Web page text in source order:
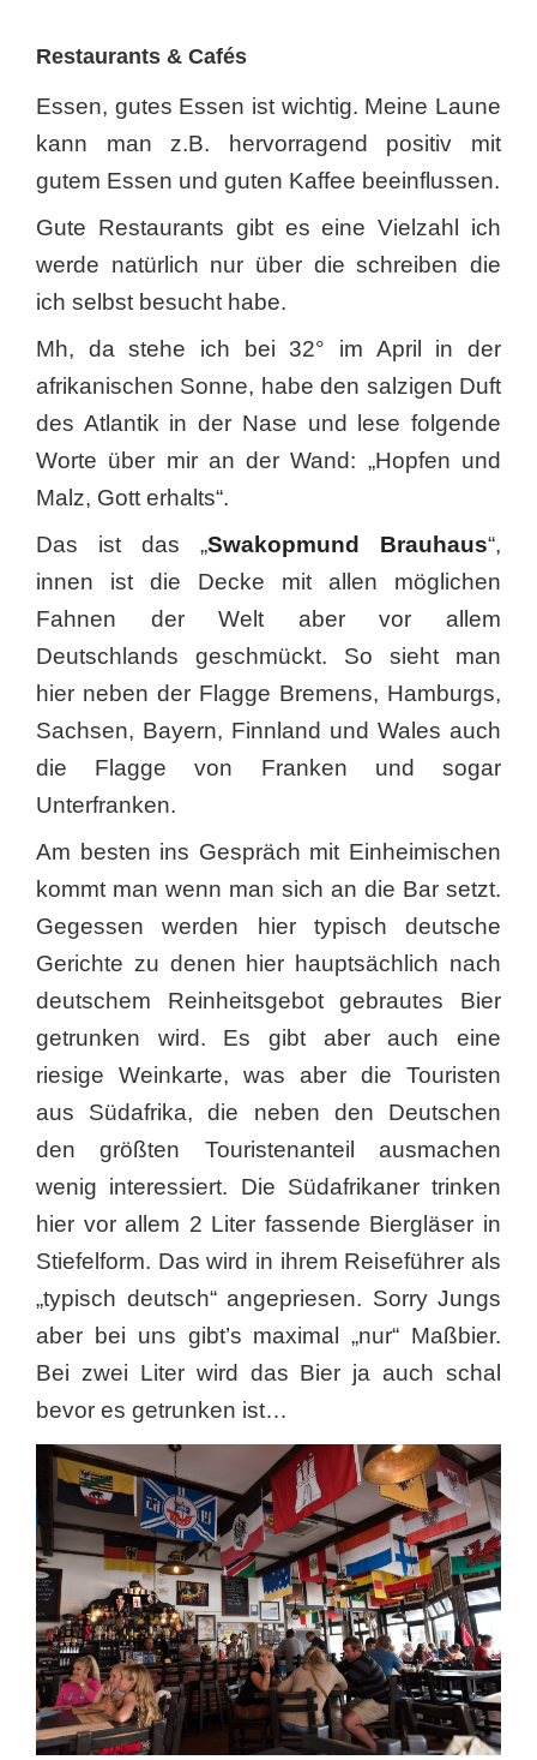
Restaurants & Cafés
Essen, gutes Essen ist wichtig. Meine Laune
kann man z.B. hervorragend positiv mit
gutem Essen und guten Kaffee beeinflussen.
Gute Restaurants gibt es eine Vielzahl ich
werde natürlich nur über die schreiben die
ich selbst besucht habe.
Mh, da stehe ich bei 32° im April in der
afrikanischen Sonne, habe den salzigen Duft
des Atlantik in der Nase und lese folgende
Worte über mir an der Wand: „Hopfen und
Malz, Gott erhalts“.
Das ist das „Swakopmund Brauhaus“,
innen ist die Decke mit allen möglichen
Fahnen der Welt aber vor allem
Deutschlands geschmückt. So sieht man
hier neben der Flagge Bremens, Hamburgs,
Sachsen, Bayern, Finnland und Wales auch
die Flagge von Franken und sogar
Unterfranken.
Am besten ins Gespräch mit Einheimischen
kommt man wenn man sich an die Bar setzt.
Gegessen werden hier typisch deutsche
Gerichte zu denen hier hauptsächlich nach
deutschem Reinheitsgebot gebrautes Bier
getrunken wird. Es gibt aber auch eine
riesige Weinkarte, was aber die Touristen
aus Südafrika, die neben den Deutschen
den größten Touristenanteil ausmachen
wenig interessiert. Die Südafrikaner trinken
hier vor allem 2 Liter fassende Biergläser in
Stiefelform. Das wird in ihrem Reiseführer als
„typisch deutsch“ angepriesen. Sorry Jungs
aber bei uns gibt’s maximal „nur“ Maßbier.
Bei zwei Liter wird das Bier ja auch schal
bevor es getrunken ist…